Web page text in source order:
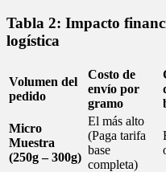
Tabla 2: Impacto
logística
Volumen del
pedido
Costo de
envío por
gramo
Micro
Muestra
(250g – 300g)
El más alto
(Paga tarifa
base
completa)